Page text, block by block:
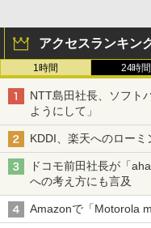
アクセスランキン
1時間 24時間
NTT島田社長、ソフト
ようにして」
KDDI、楽天へのローミ
ドコモ前田社長が「
への考え方にも言及
Amazonで「Motorola